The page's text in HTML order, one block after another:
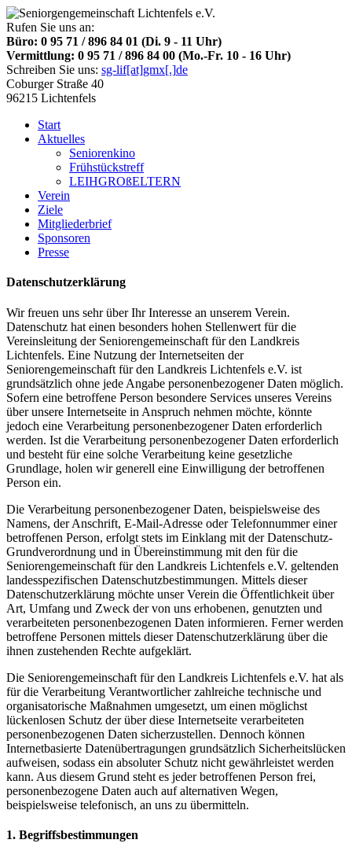
Rufen Sie uns an:
Büro: 0 95 71 / 896 84 01 (Di. 9 - 11 Uhr)
Vermittlung: 0 95 71 / 896 84 00 (Mo.-Fr. 10 - 16 Uhr)
Schreiben Sie uns: sg-lif[at]gmx[.]de
Coburger Straße 40
96215 Lichtenfels
Start
Aktuelles
Seniorenkino
Frühstückstreff
LEIHGROßELTERN
Verein
Ziele
Mitgliederbrief
Sponsoren
Presse
Datenschutzerklärung
Wir freuen uns sehr über Ihr Interesse an unserem Verein.
Datenschutz hat einen besonders hohen Stellenwert für die
Vereinsleitung der Seniorengemeinschaft für den Landkreis
Lichtenfels. Eine Nutzung der Internetseiten der
Seniorengemeinschaft für den Landkreis Lichtenfels e.V. ist
grundsätzlich ohne jede Angabe personenbezogener Daten möglich.
Sofern eine betroffene Person besondere Services unseres Vereins
über unsere Internetseite in Anspruch nehmen möchte, könnte
jedoch eine Verarbeitung personenbezogener Daten erforderlich
werden. Ist die Verarbeitung personenbezogener Daten erforderlich
und besteht für eine solche Verarbeitung keine gesetzliche
Grundlage, holen wir generell eine Einwilligung der betroffenen
Person ein.
Die Verarbeitung personenbezogener Daten, beispielsweise des
Namens, der Anschrift, E-Mail-Adresse oder Telefonnummer einer
betroffenen Person, erfolgt stets im Einklang mit der Datenschutz-
Grundverordnung und in Übereinstimmung mit den für die
Seniorengemeinschaft für den Landkreis Lichtenfels e.V. geltenden
landesspezifischen Datenschutzbestimmungen. Mittels dieser
Datenschutzerklärung möchte unser Verein die Öffentlichkeit über
Art, Umfang und Zweck der von uns erhobenen, genutzten und
verarbeiteten personenbezogenen Daten informieren. Ferner werden
betroffene Personen mittels dieser Datenschutzerklärung über die
ihnen zustehenden Rechte aufgeklärt.
Die Seniorengemeinschaft für den Landkreis Lichtenfels e.V. hat als
für die Verarbeitung Verantwortlicher zahlreiche technische und
organisatorische Maßnahmen umgesetzt, um einen möglichst
lückenlosen Schutz der über diese Internetseite verarbeiteten
personenbezogenen Daten sicherzustellen. Dennoch können
Internetbasierte Datenübertragungen grundsätzlich Sicherheitslücken
aufweisen, sodass ein absoluter Schutz nicht gewährleistet werden
kann. Aus diesem Grund steht es jeder betroffenen Person frei,
personenbezogene Daten auch auf alternativen Wegen,
beispielsweise telefonisch, an uns zu übermitteln.
1. Begriffsbestimmungen